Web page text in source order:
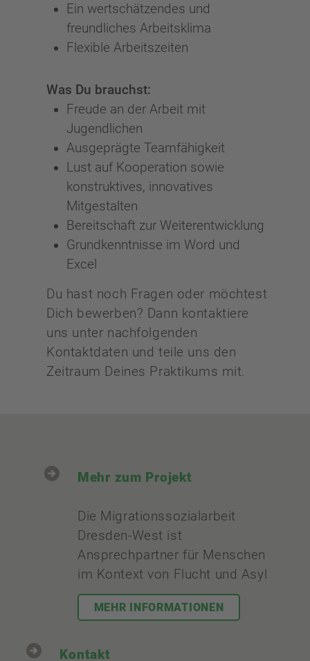
Ein wertschätzendes und
freundliches Arbeitsklima
Flexible Arbeitszeiten
Was Du brauchst:
Freude an der Arbeit mit
Jugendlichen
Ausgeprägte Teamfähigkeit
Lust auf Kooperation sowie
konstruktives, innovatives
Mitgestalten
Bereitschaft zur Weiterentwicklung
Grundkenntnisse im Word und
Excel
Du hast noch Fragen oder möchtest
Dich bewerben? Dann kontaktiere
uns unter nachfolgenden
Kontaktdaten und teile uns den
Zeitraum Deines Praktikums mit.
Mehr zum Projekt
Die Migrationssozialarbeit
Dresden-West ist
Ansprechpartner für Menschen
im Kontext von Flucht und Asyl
MEHR INFORMATIONEN
Kontakt